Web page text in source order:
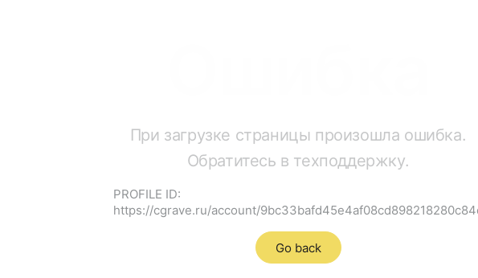
При загрузке страницы произошла ошибка.
Обратитесь в техподдержку.
PROFILE ID:
https://cgrave.ru/account/
Go back